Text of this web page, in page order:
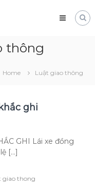
thông
Home Luật giao thông
ghi
GHI Lái xe đồng
[…]
giao thong